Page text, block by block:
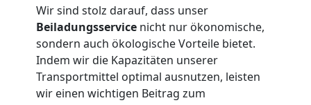
Wir sind stolz darauf, dass unser
Beiladungsservice nicht nur ökonomische,
sondern auch ökologische Vorteile bietet.
Indem wir die Kapazitäten unserer
Transportmittel optimal ausnutzen, leisten
wir einen wichtigen Beitrag zum
Wiener
Neustadt